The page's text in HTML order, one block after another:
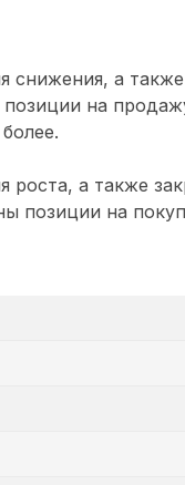
снижения, а
позиции на
роста, а также
позиции на